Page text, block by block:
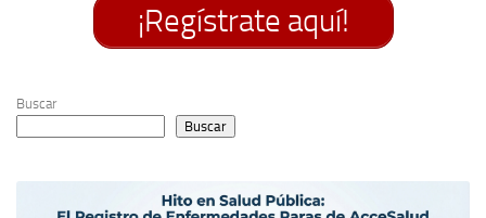
¡Regístrate aquí!
Buscar
Buscar